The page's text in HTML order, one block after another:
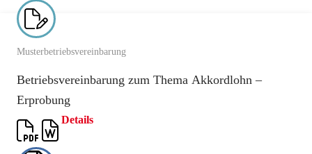
Musterbetriebsvereinbarung
Betriebsvereinbarung zum Thema Akkordlohn –
Erprobung
Details